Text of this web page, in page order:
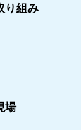
り組み
場